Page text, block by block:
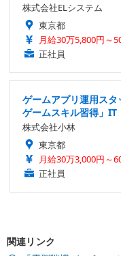
株式会社ELシステム
東京都
月給30万5,800円～
正社員
ゲームアプリ運用ス
ゲームスキル習得」IT
株式会社小林
東京都
月給30万3,000円～
正社員
関連リンク